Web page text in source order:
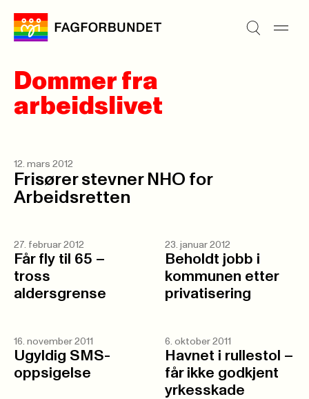
Dommer fra
arbeidslivet
12. mars 2012
Frisører stevner NHO for
Arbeidsretten
27. februar 2012
Får fly til 65 –
tross
aldersgrense
23. januar 2012
Beholdt jobb i
kommunen etter
privatisering
16. november 2011
Ugyldig SMS-
oppsigelse
6. oktober 2011
Havnet i rullestol –
får ikke godkjent
yrkesskade